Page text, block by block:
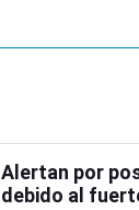
Alertan por
debido al